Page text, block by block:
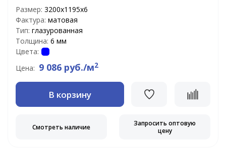
Размер: 3200х1195х6
Фактура: матовая
Тип: глазурованная
Толщина: 6 мм
Цвета:
Цена: 9 086 руб./м2
В корзину
Смотреть наличие
Запросить оптовую
цену